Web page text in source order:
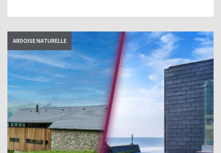
ARDOISE NATURELLE